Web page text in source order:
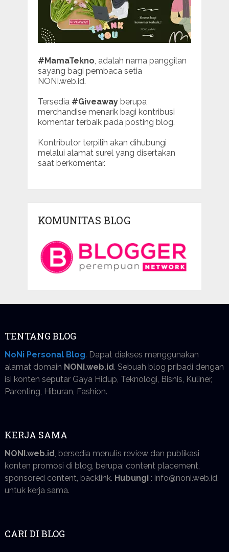
#MamaTekno, adalah nama panggilan
sayang bagi pembaca setia
NONI.web.id.
Tersedia #Giveawayberupa
merchandise menarik bagi kontribusi
komentar terbaik pada posting blog.
Kontributor terpilih akan dihubungi
melalui alamat surel yang disertakan
saat berkomentar.
KOMUNITAS BLOG
TENTANG BLOG
NoNi Personal Blog. Dapat diakses menggunakan
alamat domain NONI.web.id. Sebuah blog pribadi dengan
isi konten seputar Gaya Hidup, Teknologi, Bisnis, Kuliner,
Parenting, Hiburan, Fashion.
KERJA SAMA
NONI.web.id , bersedia menulis review dan publikasi
konten promosi di blog, berupa: content placement,
sponsored content, backlink. Hubungi: info@noni.web.id,
untuk kerja sama.
CARI DI BLOG